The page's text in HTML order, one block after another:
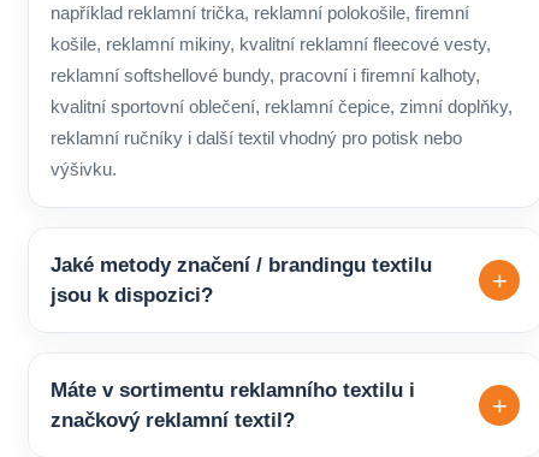
například reklamní trička, reklamní polokošile, firemní
košile, reklamní mikiny, kvalitní reklamní fleecové vesty,
reklamní softshellové bundy, pracovní i firemní kalhoty,
kvalitní sportovní oblečení, reklamní čepice, zimní doplňky,
reklamní ručníky i další textil vhodný pro potisk nebo
výšivku.
Jaké metody značení / brandingu textilu
jsou k dispozici?
+
technologie podle typu produktu a požadovaného výsledku.
Například transferový potisk, digitální tisk nebo výšivku.
Máte v sortimentu reklamního textilu i
značkový reklamní textil?
+